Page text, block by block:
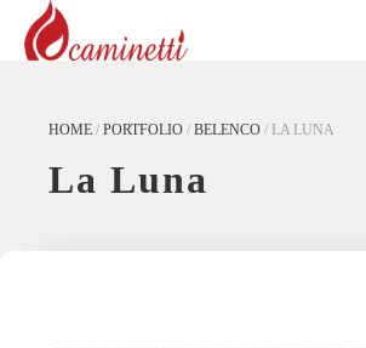
HOME / PORTFOLIO / BELENCO / LA LUNA
La Luna